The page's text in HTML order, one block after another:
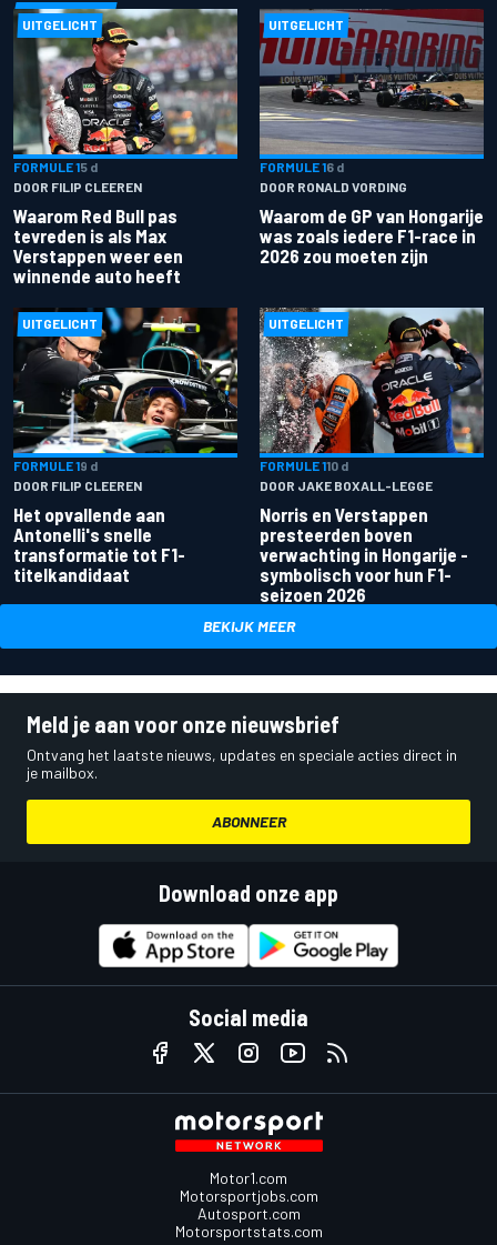
UITGELICHT
FORMULE 15 d
DOOR FILIP CLEEREN
Waarom Red Bull pas
tevreden is als Max
Verstappen weer een
winnende auto heeft
UITGELICHT
FORMULE 16 d
DOOR RONALD VORDING
Waarom de GP van Hongarije
was zoals iedere F1-race in
2026 zou moeten zijn
UITGELICHT
FORMULE 19 d
DOOR FILIP CLEEREN
Het opvallende aan
Antonelli's snelle
transformatie tot F1-
titelkandidaat
UITGELICHT
FORMULE 110 d
DOOR JAKE BOXALL-LEGGE
Norris en Verstappen
presteerden boven
verwachting in Hongarije -
symbolisch voor hun F1-
seizoen 2026
BEKIJK MEER
Meld je aan voor onze nieuwsbrief
Ontvang het laatste nieuws, updates en speciale acties direct in
je mailbox.
ABONNEER
Download onze app
Social media
Motor1.com
Motorsportjobs.com
Autosport.com
Motorsportstats.com